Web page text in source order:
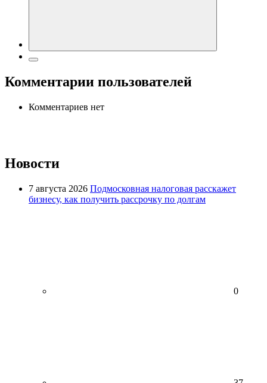
Комментарии пользователей
Комментариев нет
Новости
7 августа 2026 Подмосковная налоговая расскажет
бизнесу, как получить рассрочку по долгам
0